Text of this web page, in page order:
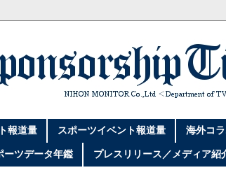
報道量 スポーツイベント報道量 海外コ
ーツデータ年鑑 プレスリリース／メディア紹